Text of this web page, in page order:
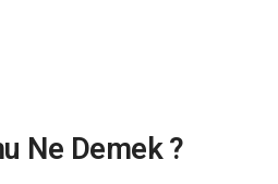
Ne Demek ?